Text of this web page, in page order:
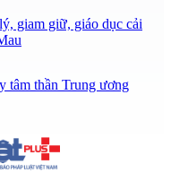
giam giữ, giáo dục cải
tâm thần Trung ương